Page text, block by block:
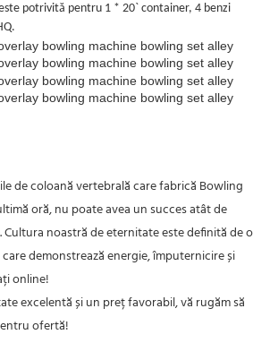
potrivită pentru 1 * 20` container, 4 benzi
de coloană vertebrală care fabrică Bowling
oră, nu poate avea un succes atât de
Cultura noastră de eternitate este definită de o
demonstrează energie, împuternicire și
online!
excelentă și un preț favorabil, vă rugăm să
ofertă!